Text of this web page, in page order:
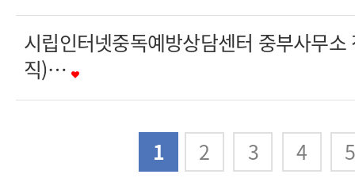
시립인터넷중독예방상담센터 중부사무소
직)…
1 2 3 4 5